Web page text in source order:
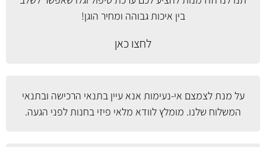
בין איכות גבוהה ומחיר הוגן!
לחצו כאן
על מנת לצמצם אי-נעימות אנא עייןבתנאי הרכישה ובתנאי
המשלוח שלנו. מומלץ לוודא מלאי פיזי בחנות לפני הגעה.